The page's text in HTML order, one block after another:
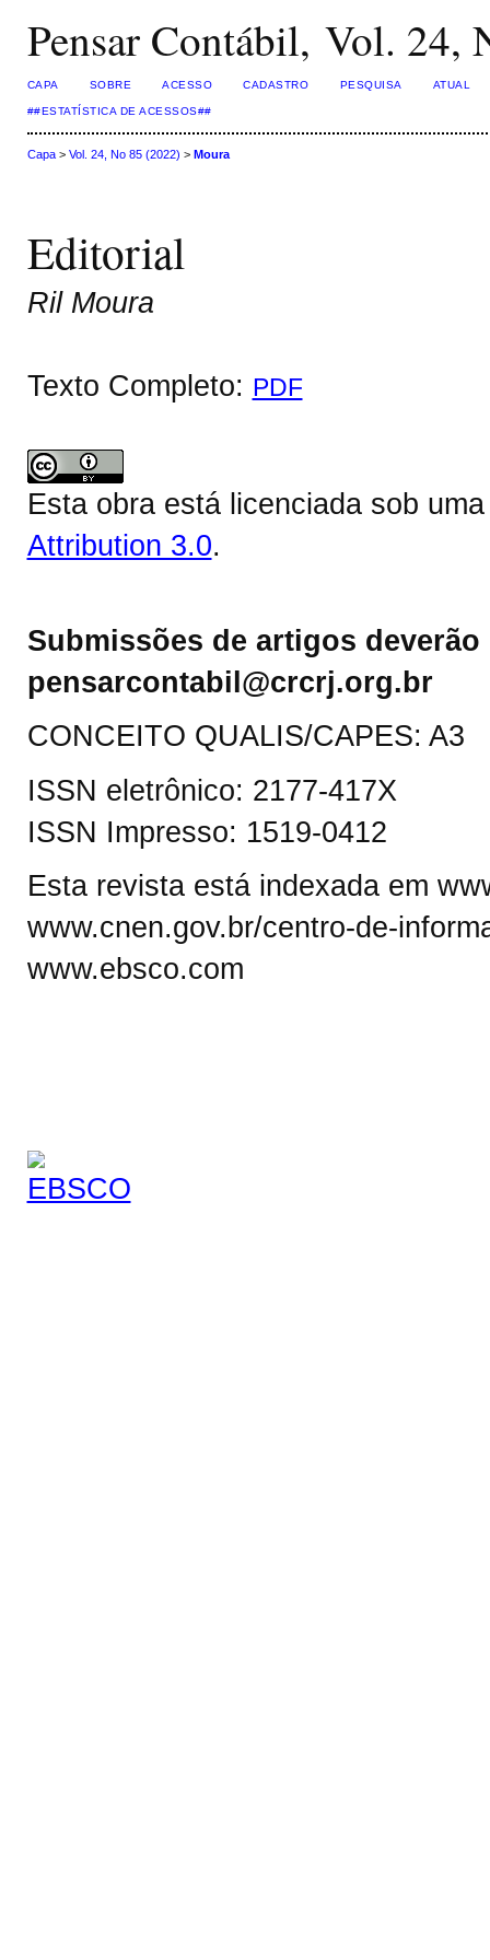
Pensar Contábil, Vol. 24,
CAPA SOBRE ACESSO CADASTRO PESQUISA ATUAL
##ESTATÍSTICA DE ACESSOS##
Capa> Vol. 24, No 85 (2022) > Moura
Editorial
Ril Moura
Texto Completo: PDF
Esta obra está licenciada sob
Attribution 3.0.
Submissões de artigos
pensarcontabil@crcrj.org.br
CONCEITO QUALIS/CAPES: A3
ISSN eletrônico: 2177-417X
ISSN Impresso: 1519-0412
Esta revista está indexada em
www.cnen.gov.br/centro-de-
www.ebsco.com